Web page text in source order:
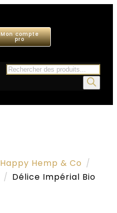
Mon compte
pro
Recherche
Happy Hemp & Co
Délice Impérial Bio